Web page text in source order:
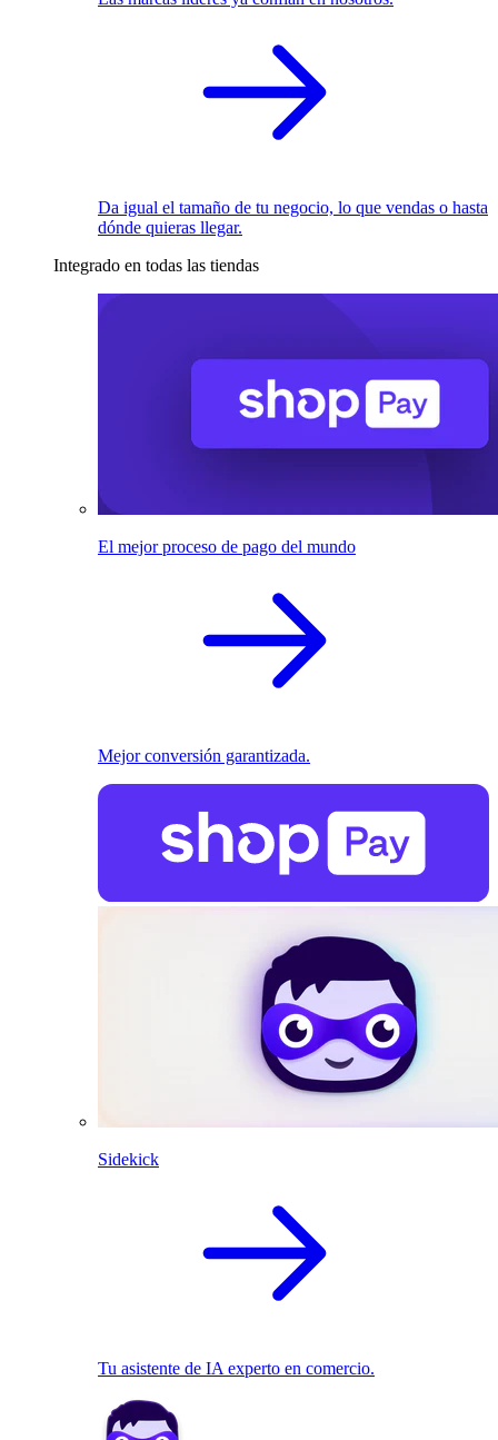
Da igual el tamaño de tu negocio, lo que vendas o hasta
dónde quieras llegar.
Integrado en todas las tiendas
El mejor proceso de pago del mundo
Mejor conversión garantizada.
Sidekick
Tu asistente de IA experto en comercio.